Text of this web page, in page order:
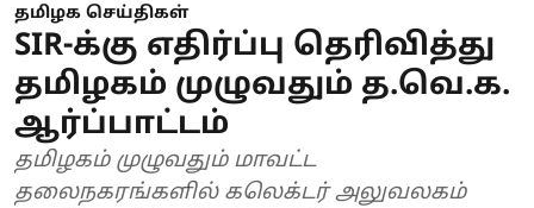
தமிழக செய்திகள்
SIR-க்கு எதிர்ப்பு தெரிவித்து
தமிழகம் முழுவதும் த.வெ.க.
ஆர்ப்பாட்டம்
தமிழகம் முழுவதும் மாவட்ட
தலைநகரங்களில் கலெக்டர் அலுவலகம்